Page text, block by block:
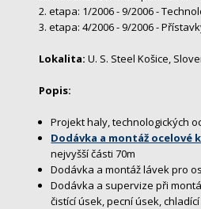
2. etapa: 1/2006 - 9/2006 -
3. etapa: 4/2006 - 9/2006 -
Lokalita: U. S. Steel Košice,
Popis:
Projekt haly, technologických
Dodávka a montáž ocelové
nejvyšší části 70m
Dodávka a montáž lávek pro
Dodávka a supervize při
čistící úsek, pecní úsek,